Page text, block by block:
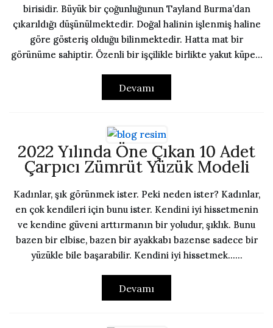
birisidir. Büyük bir çoğunluğunun Tayland Burma’dan
çıkarıldığı düşünülmektedir. Doğal halinin işlenmiş haline
göre gösteriş olduğu bilinmektedir. Hatta mat bir
görünüme sahiptir. Özenli bir işçilikle birlikte yakut küpe...
Devamı
2022 Yılında Öne Çıkan 10 Adet
Çarpıcı Zümrüt Yüzük Modeli
Kadınlar, şık görünmek ister. Peki neden ister? Kadınlar,
en çok kendileri için bunu ister. Kendini iyi hissetmenin
ve kendine güveni arttırmanın bir yoludur, şıklık. Bunu
bazen bir elbise, bazen bir ayakkabı bazense sadece bir
yüzükle bile başarabilir. Kendini iyi hissetmek…...
Devamı